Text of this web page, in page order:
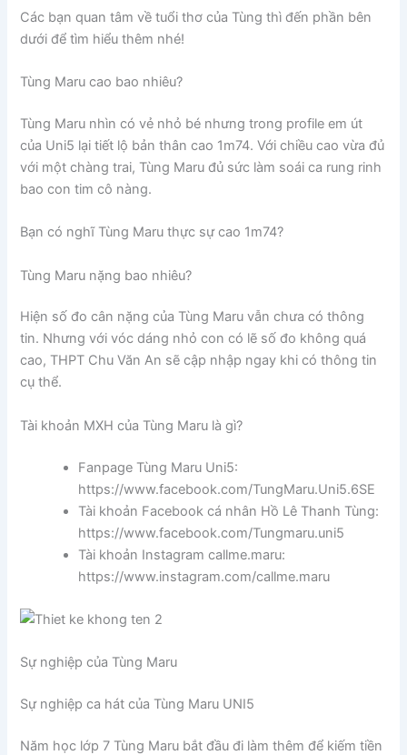
Các bạn quan tâm về tuổi thơ của Tùng thì đến phần bên
dưới để tìm hiểu thêm nhé!
Tùng Maru cao bao nhiêu?
Tùng Maru nhìn có vẻ nhỏ bé nhưng trong profile em út
của Uni5 lại tiết lộ bản thân cao 1m74. Với chiều cao vừa đủ
với một chàng trai, Tùng Maru đủ sức làm soái ca rung rinh
bao con tim cô nàng.
Bạn có nghĩ Tùng Maru thực sự cao 1m74?
Tùng Maru nặng bao nhiêu?
Hiện số đo cân nặng của Tùng Maru vẫn chưa có thông
tin. Nhưng với vóc dáng nhỏ con có lẽ số đo không quá
cao, THPT Chu Văn An sẽ cập nhập ngay khi có thông tin
cụ thể.
Tài khoản MXH của Tùng Maru là gì?
Fanpage Tùng Maru Uni5:
https://www.facebook.com/TungMaru.Uni5.6SE
Tài khoản Facebook cá nhân Hồ Lê Thanh Tùng:
https://www.facebook.com/Tungmaru.uni5
Tài khoản Instagram callme.maru:
https://www.instagram.com/callme.maru
Sự nghiệp của Tùng Maru
Sự nghiệp ca hát của Tùng Maru UNI5
Năm học lớp 7 Tùng Maru bắt đầu đi làm thêm để kiếm tiền